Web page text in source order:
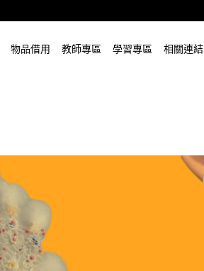
物品借用 教師專區 學習專區 相關連結